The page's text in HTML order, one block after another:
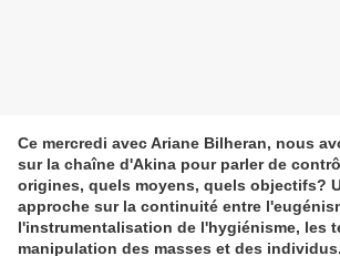
Ce mercredi avec Ariane Bilheran, nous
sur la chaîne d'Akina pour parler de
origines, quels moyens, quels objectifs?
approche sur la continuité entre
l'instrumentalisation de l'hygiénisme, les
manipulation des masses et des individus.